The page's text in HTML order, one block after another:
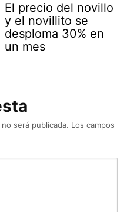
El precio del novillo
y el novillito se
desploma 30% en
un mes
será publicada. Los campos